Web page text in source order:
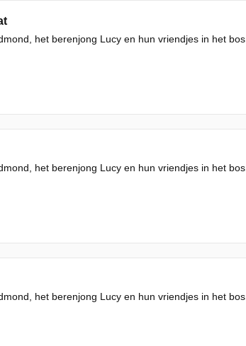
het berenjong Lucy en hun vriendjes in het bos.
het berenjong Lucy en hun vriendjes in het bos.
het berenjong Lucy en hun vriendjes in het bos.